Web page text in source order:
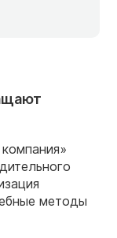
методы